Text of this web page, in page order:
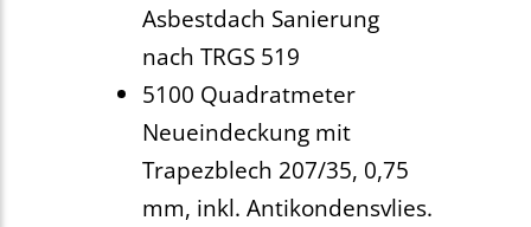
Asbestdach Sanierung
nach TRGS 519
5100 Quadratmeter
Neueindeckung mit
Trapezblech 207/35, 0,75
mm, inkl. Antikondensvlies.